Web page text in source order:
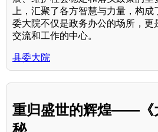
上，汇聚了各方智慧与力量，构
委大院不仅是政务办公的场所，更
交流和工作的中心。
县委大院
重归盛世的辉煌——《
秘